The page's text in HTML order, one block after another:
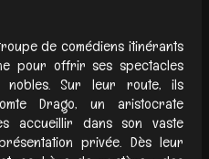
de comédiens itinérants
pour offrir ses spectacles
Sur leur route, ils
Drago, un aristocrate
accueillir dans son vaste
privée. Dès leur